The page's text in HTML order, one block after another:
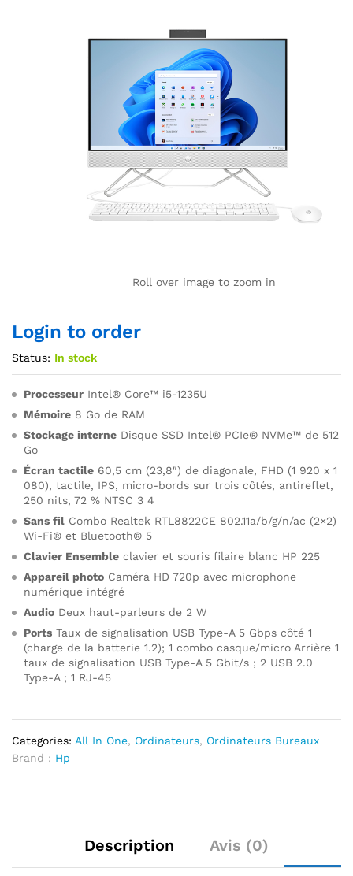
Roll over image to zoom in
Login to order
Status: In stock
Processeur Intel® Core™ i5-1235U
Mémoire 8 Go de RAM
Stockage interne Disque SSD Intel® PCIe® NVMe™ de 512
Go
Écran tactile 60,5 cm (23,8″) de diagonale, FHD (1 920 x 1
080), tactile, IPS, micro-bords sur trois côtés, antireflet,
250 nits, 72 % NTSC 3 4
Sans fil Combo Realtek RTL8822CE 802.11a/b/g/n/ac (2×2)
Wi-Fi® et Bluetooth® 5
Clavier Ensemble clavier et souris filaire blanc HP 225
Appareil photo Caméra HD 720p avec microphone
numérique intégré
Audio Deux haut-parleurs de 2 W
Ports Taux de signalisation USB Type-A 5 Gbps côté 1
(charge de la batterie 1.2); 1 combo casque/micro Arrière 1
taux de signalisation USB Type-A 5 Gbit/s ; 2 USB 2.0
Type-A ; 1 RJ-45
Categories: All In One, Ordinateurs, Ordinateurs Bureaux
Brand : Hp
Description Avis (0)